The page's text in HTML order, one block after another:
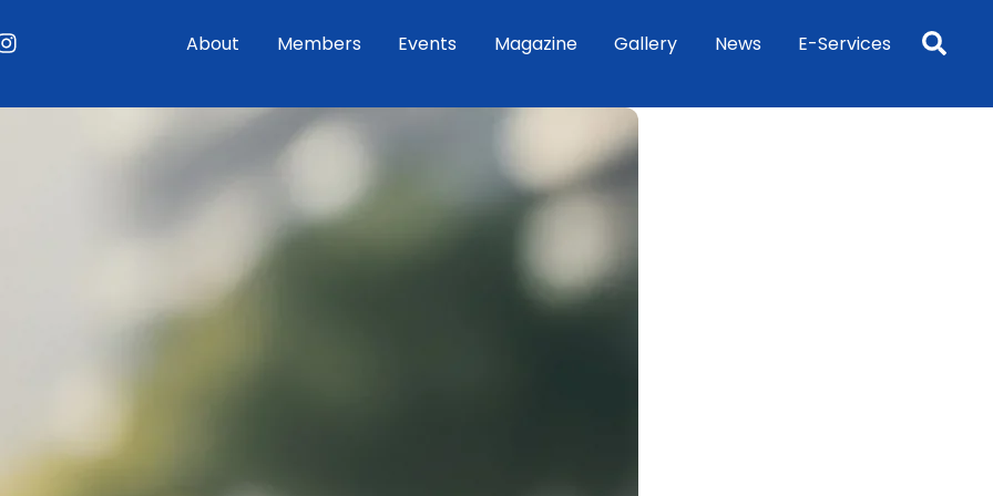
About Members Events Magazine Gallery News E-Services